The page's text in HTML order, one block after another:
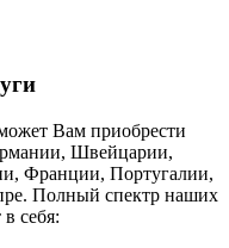
Вам приобрести
Швейцарии,
Франции, Португалии,
Полный спектр наших
себя: